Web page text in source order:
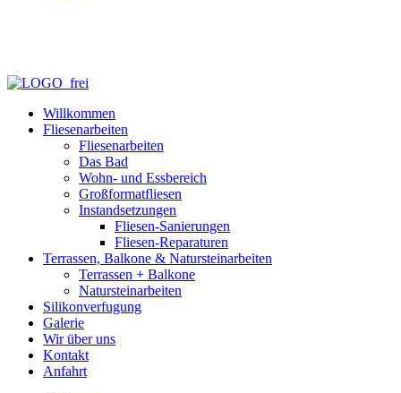
Willkommen
Fliesenarbeiten
Fliesenarbeiten
Das Bad
Wohn- und Essbereich
Großformatfliesen
Instandsetzungen
Fliesen-Sanierungen
Fliesen-Reparaturen
Terrassen, Balkone & Natursteinarbeiten
Terrassen + Balkone
Natursteinarbeiten
Silikonverfugung
Galerie
Wir über uns
Kontakt
Anfahrt